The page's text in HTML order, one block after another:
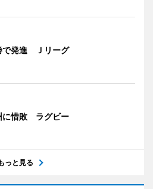
で発進 Ｊリーグ
に惜敗 ラグビー
っと見る